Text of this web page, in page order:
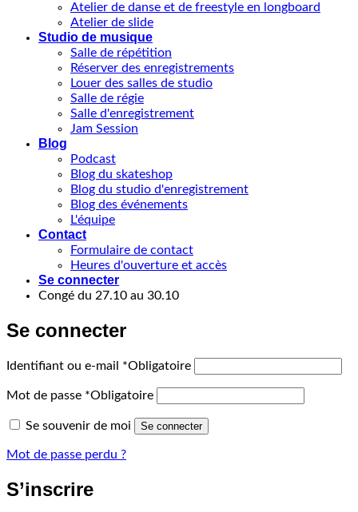
Atelier de danse et de freestyle en longboard
Atelier de slide
Studio de musique
Salle de répétition
Réserver des enregistrements
Louer des salles de studio
Salle de régie
Salle d'enregistrement
Jam Session
Blog
Podcast
Blog du skateshop
Blog du studio d'enregistrement
Blog des événements
L'équipe
Contact
Formulaire de contact
Heures d'ouverture et accès
Se connecter
Congé du 27.10 au 30.10
Se connecter
Identifiant ou e-mail *Obligatoire
Mot de passe *Obligatoire
Se souvenir de moi Se connecter
Mot de passe perdu ?
S’inscrire